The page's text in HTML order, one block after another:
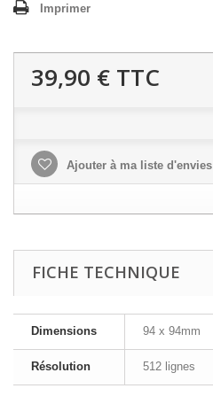
Imprimer
39,90 € TTC
Ajouter à ma liste d'envies
FICHE TECHNIQUE
Dimensions 94 x 94mm
Résolution 512 lignes